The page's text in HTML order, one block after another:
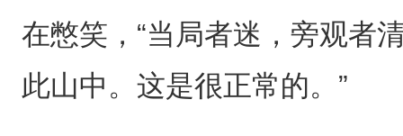
在憋笑，“当局者迷，旁观者
此山中。这是很正常的。”